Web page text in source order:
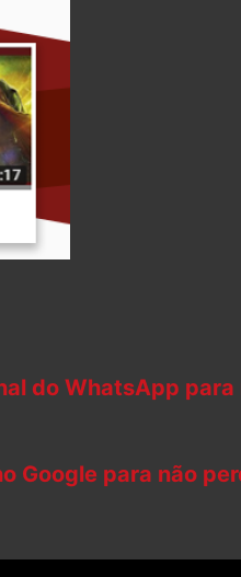
do WhatsApp
Google para não